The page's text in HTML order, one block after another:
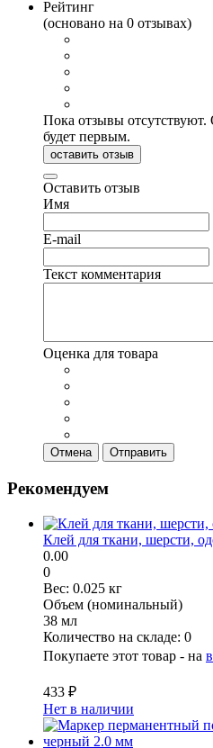
Рейтинг
(основано на 0 отзывах)
Пока отзывы
будет первым.
оставить отзыв
Оставить отзыв
Имя
E-mail
Текст комментария
Оценка для товара
Отмена Отправить
Рекомендуем
Клей для ткани, шерсти,
0.00
0
Вес: 0.025 кг
Объем (номинальный)
38 мл
Количество на складе: 0
Покупаете этот товар - на
433 ₽
Нет в наличии